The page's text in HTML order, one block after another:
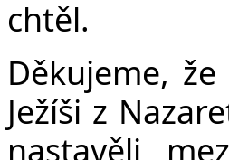
chtěl.
Děkujeme,
Ježíši z
nastavěli